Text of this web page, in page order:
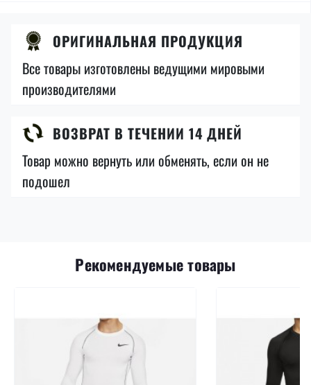
ОРИГИНАЛЬНАЯ ПРОДУКЦИЯ
Все товары изготовлены ведущими мировыми
производителями
ВОЗВРАТ В ТЕЧЕНИИ 14 ДНЕЙ
Товар можно вернуть или обменять, если он не
подошел
Рекомендуемые товары